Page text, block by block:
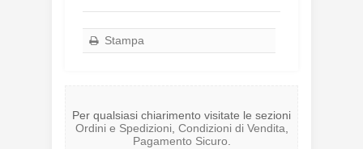
Stampa
Per qualsiasi chiarimento visitate le sezioni
Ordini e Spedizioni, Condizioni di Vendita,
Pagamento Sicuro.